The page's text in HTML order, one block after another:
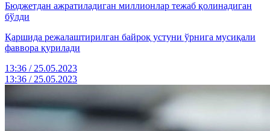
Бюджетдан ажратиладиган миллионлар тежаб қолинадиган
бўлди
Қаршида режалаштирилган байроқ устуни ўрнига мусиқали
фаввора қурилади
13:36 / 25.05.2023
13:36 / 25.05.2023